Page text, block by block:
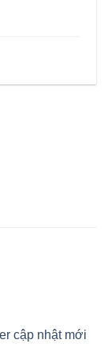
cập nhật mới